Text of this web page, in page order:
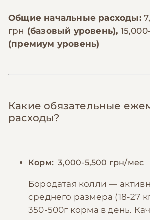
Общие начальные расходы:
грн (базовый уровень),
(премиум уровень)
Какие обязательные
расходы?
Корм: 3,000-5,500 грн/мес
Бородатая колли —
среднего размера (18-27
350-500г корма в день.